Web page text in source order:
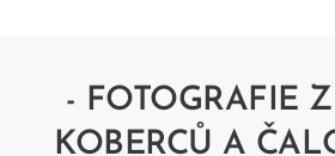
- FOTOGRAFIE
KOBERCŮ A